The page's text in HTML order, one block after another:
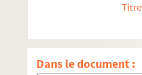
Titre
Dans le document :
298. Ferd. d'Andelot à
304. Ferd. d'Andelot à
306. C. François de